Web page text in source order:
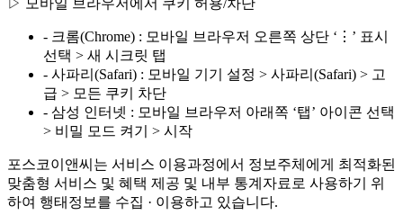
- 크롬(Chrome) : 모바일 브라우저 오른쪽 상단 ‘⋮’ 표시
선택 > 새 시크릿 탭
- 사파리(Safari) : 모바일 기기 설정 > 사파리(Safari) > 고
급 > 모든 쿠키 차단
- 삼성 인터넷 : 모바일 브라우저 아래쪽 ‘탭’ 아이콘 선택
> 비밀 모드 켜기 > 시작
포스코이앤씨는 서비스 이용과정에서 정보주체에게 최적화된
맞춤형 서비스 및 혜택 제공 및 내부 통계자료로 사용하기 위
하여 행태정보를 수집 · 이용하고 있습니다.